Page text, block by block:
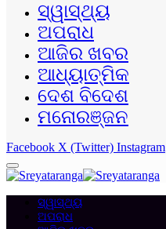
ସ୍ୱାସ୍ଥ୍ୟ
ଅପରାଧ
ଆଜିର ଖବର
ଆଧ୍ୟାତ୍ମିକ
ଦେଶ ବିଦେଶ
ମନୋରଞ୍ଜନ
Facebook X (Twitter) Instagram
ସ୍ୱାସ୍ଥ୍ୟ
ଅପରାଧ